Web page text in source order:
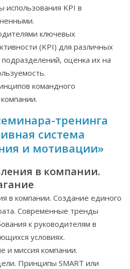
KPI в
ключевых
(KPI) для различных
оценка их на
командного
тренинга
система
и мотивации»
в компании.
в компании. Создание единого
Современные тренды
к руководителям в
условиях.
и миссия компании.
Принципы SMART или